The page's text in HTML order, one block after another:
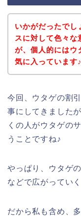
いかがだったでし
スに対して色々な
が、個人的にはウ
気に入っています♪
今回、ウタゲの割
事にしてきました
くの人がウタゲの
うことですね♪
やっぱり、ウタゲ
などで広がってい
だから私も含め、